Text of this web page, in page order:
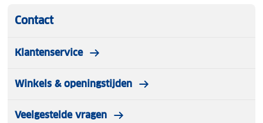
Contact
Klantenservice
Winkels & openingstijden
Veelgestelde vragen